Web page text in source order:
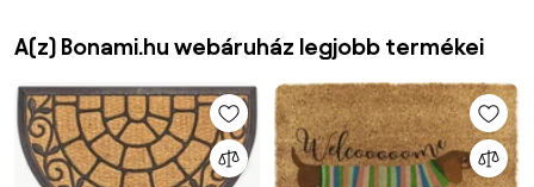
A(z) Bonami.hu webáruház legjobb termékei